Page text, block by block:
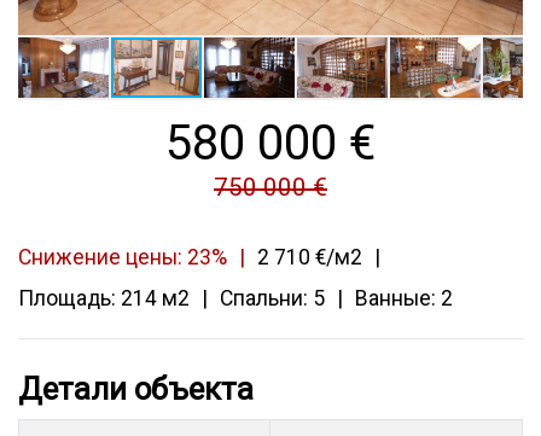
580 000 €
750 000 €
Снижение цены: 23%
2 710 €/м2
Площадь: 214 м2
Спальни: 5 Ванные: 2
Детали объекта